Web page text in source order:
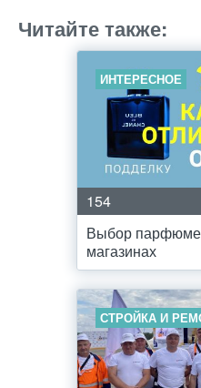
Читайте также:
ИНТЕРЕСНОЕ
154
Выбор
магазинах
СТРОЙКА И